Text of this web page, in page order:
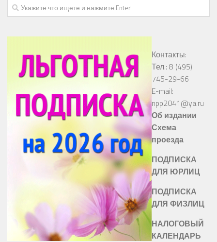
Контакты:
Тел.: 8 (495)
745-29-66
E-mail:
npp2041@ya.ru
Об издании
Схема
проезда
ПОДПИСКА
ДЛЯ ЮРЛИЦ
ПОДПИСКА
ДЛЯ ФИЗЛИЦ
НАЛОГОВЫЙ
КАЛЕНДАРЬ